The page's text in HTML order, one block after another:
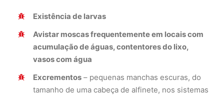
Existência de larvas
Avistar moscas frequentemente em locais com
acumulação de águas, contentores do lixo,
vasos com água
Excrementos – pequenas manchas escuras, do
tamanho de uma cabeça de alfinete, nos sistemas